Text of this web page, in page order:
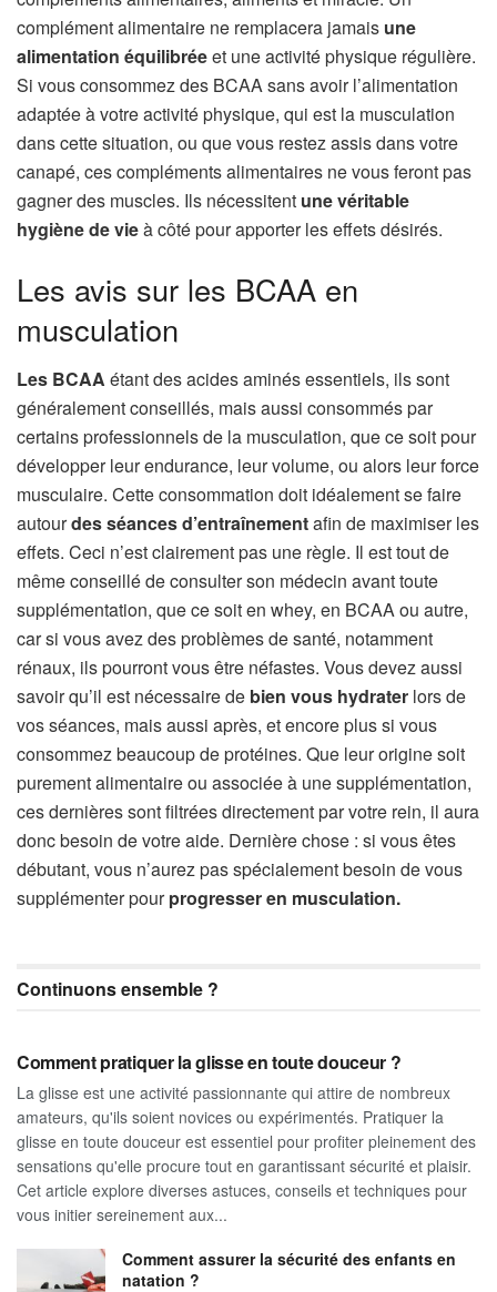
complément alimentaire ne remplacera jamais une
alimentation équilibréeet une activité physique régulière.
Si vous consommez des BCAA sans avoir l’alimentation
adaptée à votre activité physique, qui est la musculation
dans cette situation, ou que vous restez assis dans votre
canapé, ces compléments alimentaires ne vous feront pas
gagner des muscles. Ils nécessitent unevéritable
hygiène de vieà côté pour apporter les effets désirés.
Les avis sur les BCAA en
musculation
Les BCAA étant des acides aminés essentiels, ils sont
généralement conseillés, mais aussi consommés par
certains professionnels de la musculation, que ce soit pour
développer leur endurance, leur volume, ou alors leur force
musculaire. Cette consommation doit idéalement se faire
autourdes séancesd’entraînementafin de maximiser les
effets. Ceci n’est clairement pas une règle. Il est tout de
même conseillé de consulter son médecin avant toute
supplémentation, que ce soit en whey, en BCAA ou autre,
car si vous avez des problèmes de santé, notamment
rénaux, ils pourront vous être néfastes. Vous devez aussi
savoir qu’il est nécessaire de bien vous hydrater lors de
vos séances, mais aussi après, et encore plus si vous
consommez beaucoup de protéines. Que leur origine soit
purement alimentaire ou associée à une supplémentation,
ces dernières sont filtrées directement par votre rein, il aura
donc besoin de votre aide. Dernière chose : si vous êtes
débutant, vous n’aurez pas spécialement besoin de vous
supplémenter pourprogresser en musculation.
Continuons ensemble ?
Comment pratiquer la glisse en toute douceur ?
La glisse est une activité passionnante qui attire de nombreux
amateurs, qu'ils soient novices ou expérimentés. Pratiquer la
glisse en toute douceur est essentiel pour profiter pleinement des
sensations qu'elle procure tout en garantissant sécurité et plaisir.
Cet article explore diverses astuces, conseils et techniques pour
vous initier sereinement aux...
Comment assurer la sécurité des enfants en
natation ?